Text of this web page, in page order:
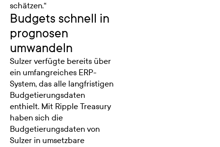
schätzen.“
Budgets schnell in
prognosen
umwandeln
Sulzer verfügte bereits über
ein umfangreiches ERP-
System, das alle langfristigen
Budgetierungsdaten
enthielt. Mit Ripple Treasury
haben sich die
Budgetierungsdaten von
Sulzer in umsetzbare